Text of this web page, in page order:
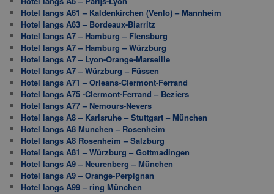
Hotel langs A61 – Kaldenkirchen (Venlo) – Mannheim
Hotel langs A63 – Bordeaux-Biarritz
Hotel langs A7 – Hamburg – Flensburg
Hotel langs A7 – Hamburg – Würzburg
Hotel langs A7 – Lyon-Orange-Marseille
Hotel langs A7 – Würzburg – Füssen
Hotel langs A71 – Orleans-Clermont-Ferrand
Hotel langs A75 -Clermont-Ferrand – Beziers
Hotel langs A77 – Nemours-Nevers
Hotel langs A8 – Karlsruhe – Stuttgart – München
Hotel langs A8 Munchen – Rosenheim
Hotel langs A8 Rosenheim – Salzburg
Hotel langs A81 – Würzburg – Gottmadingen
Hotel langs A9 – Neurenberg – München
Hotel langs A9 – Orange-Perpignan
Hotel langs A99 – ring München